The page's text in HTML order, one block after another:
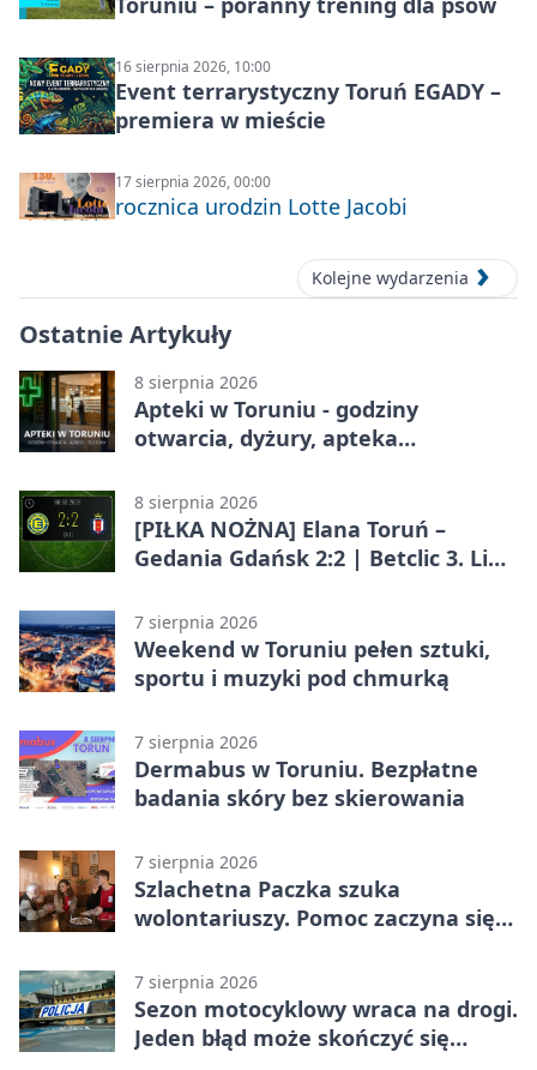
16 sierpnia 2026, 10:00
Event terrarystyczny Toruń EGADY –
premiera w mieście
17 sierpnia 2026, 00:00
rocznica urodzin Lotte Jacobi
Kolejne wydarzenia
Ostatnie Artykuły
8 sierpnia 2026
Apteki w Toruniu - godziny
otwarcia, dyżury, apteka
8 sierpnia 2026
[PIŁKA NOŻNA] Elana Toruń –
Gedania Gdańsk 2:2 | Betclic 3. Liga
7 sierpnia 2026
Weekend w Toruniu pełen sztuki,
sportu i muzyki pod chmurką
7 sierpnia 2026
Dermabus w Toruniu. Bezpłatne
badania skóry bez skierowania
7 sierpnia 2026
Szlachetna Paczka szuka
wolontariuszy. Pomoc zaczyna się
7 sierpnia 2026
Sezon motocyklowy wraca na drogi.
Jeden błąd może skończyć się